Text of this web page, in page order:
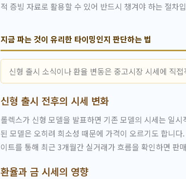
적 증빙 자료로 활용할 수 있어 반드시 챙겨야 하는 절차
지금 파는 것이 유리한 타이밍인지 판단하는 법
신형 출시 소식이나 환율 변동은 중고시장 시세에 직
신형 출시 전후의 시세 변화
롤렉스가 신형 모델을 발표하면 기존 모델의 시세는 일
된 모델은 오히려 희소성 때문에 가격이 오르기도 합니다
이트를 통해 최근 3개월간 실거래가 흐름을 확인하면 판
환율과 금 시세의 영향